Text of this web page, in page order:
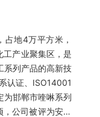
地4万平方米，
产业聚集区，是
系列产品的高新技
认证、ISO14001
为邯郸市喹啉系列
公司被评为安全